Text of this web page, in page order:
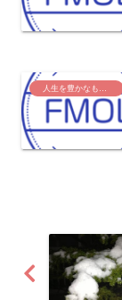
人生を豊かなものに